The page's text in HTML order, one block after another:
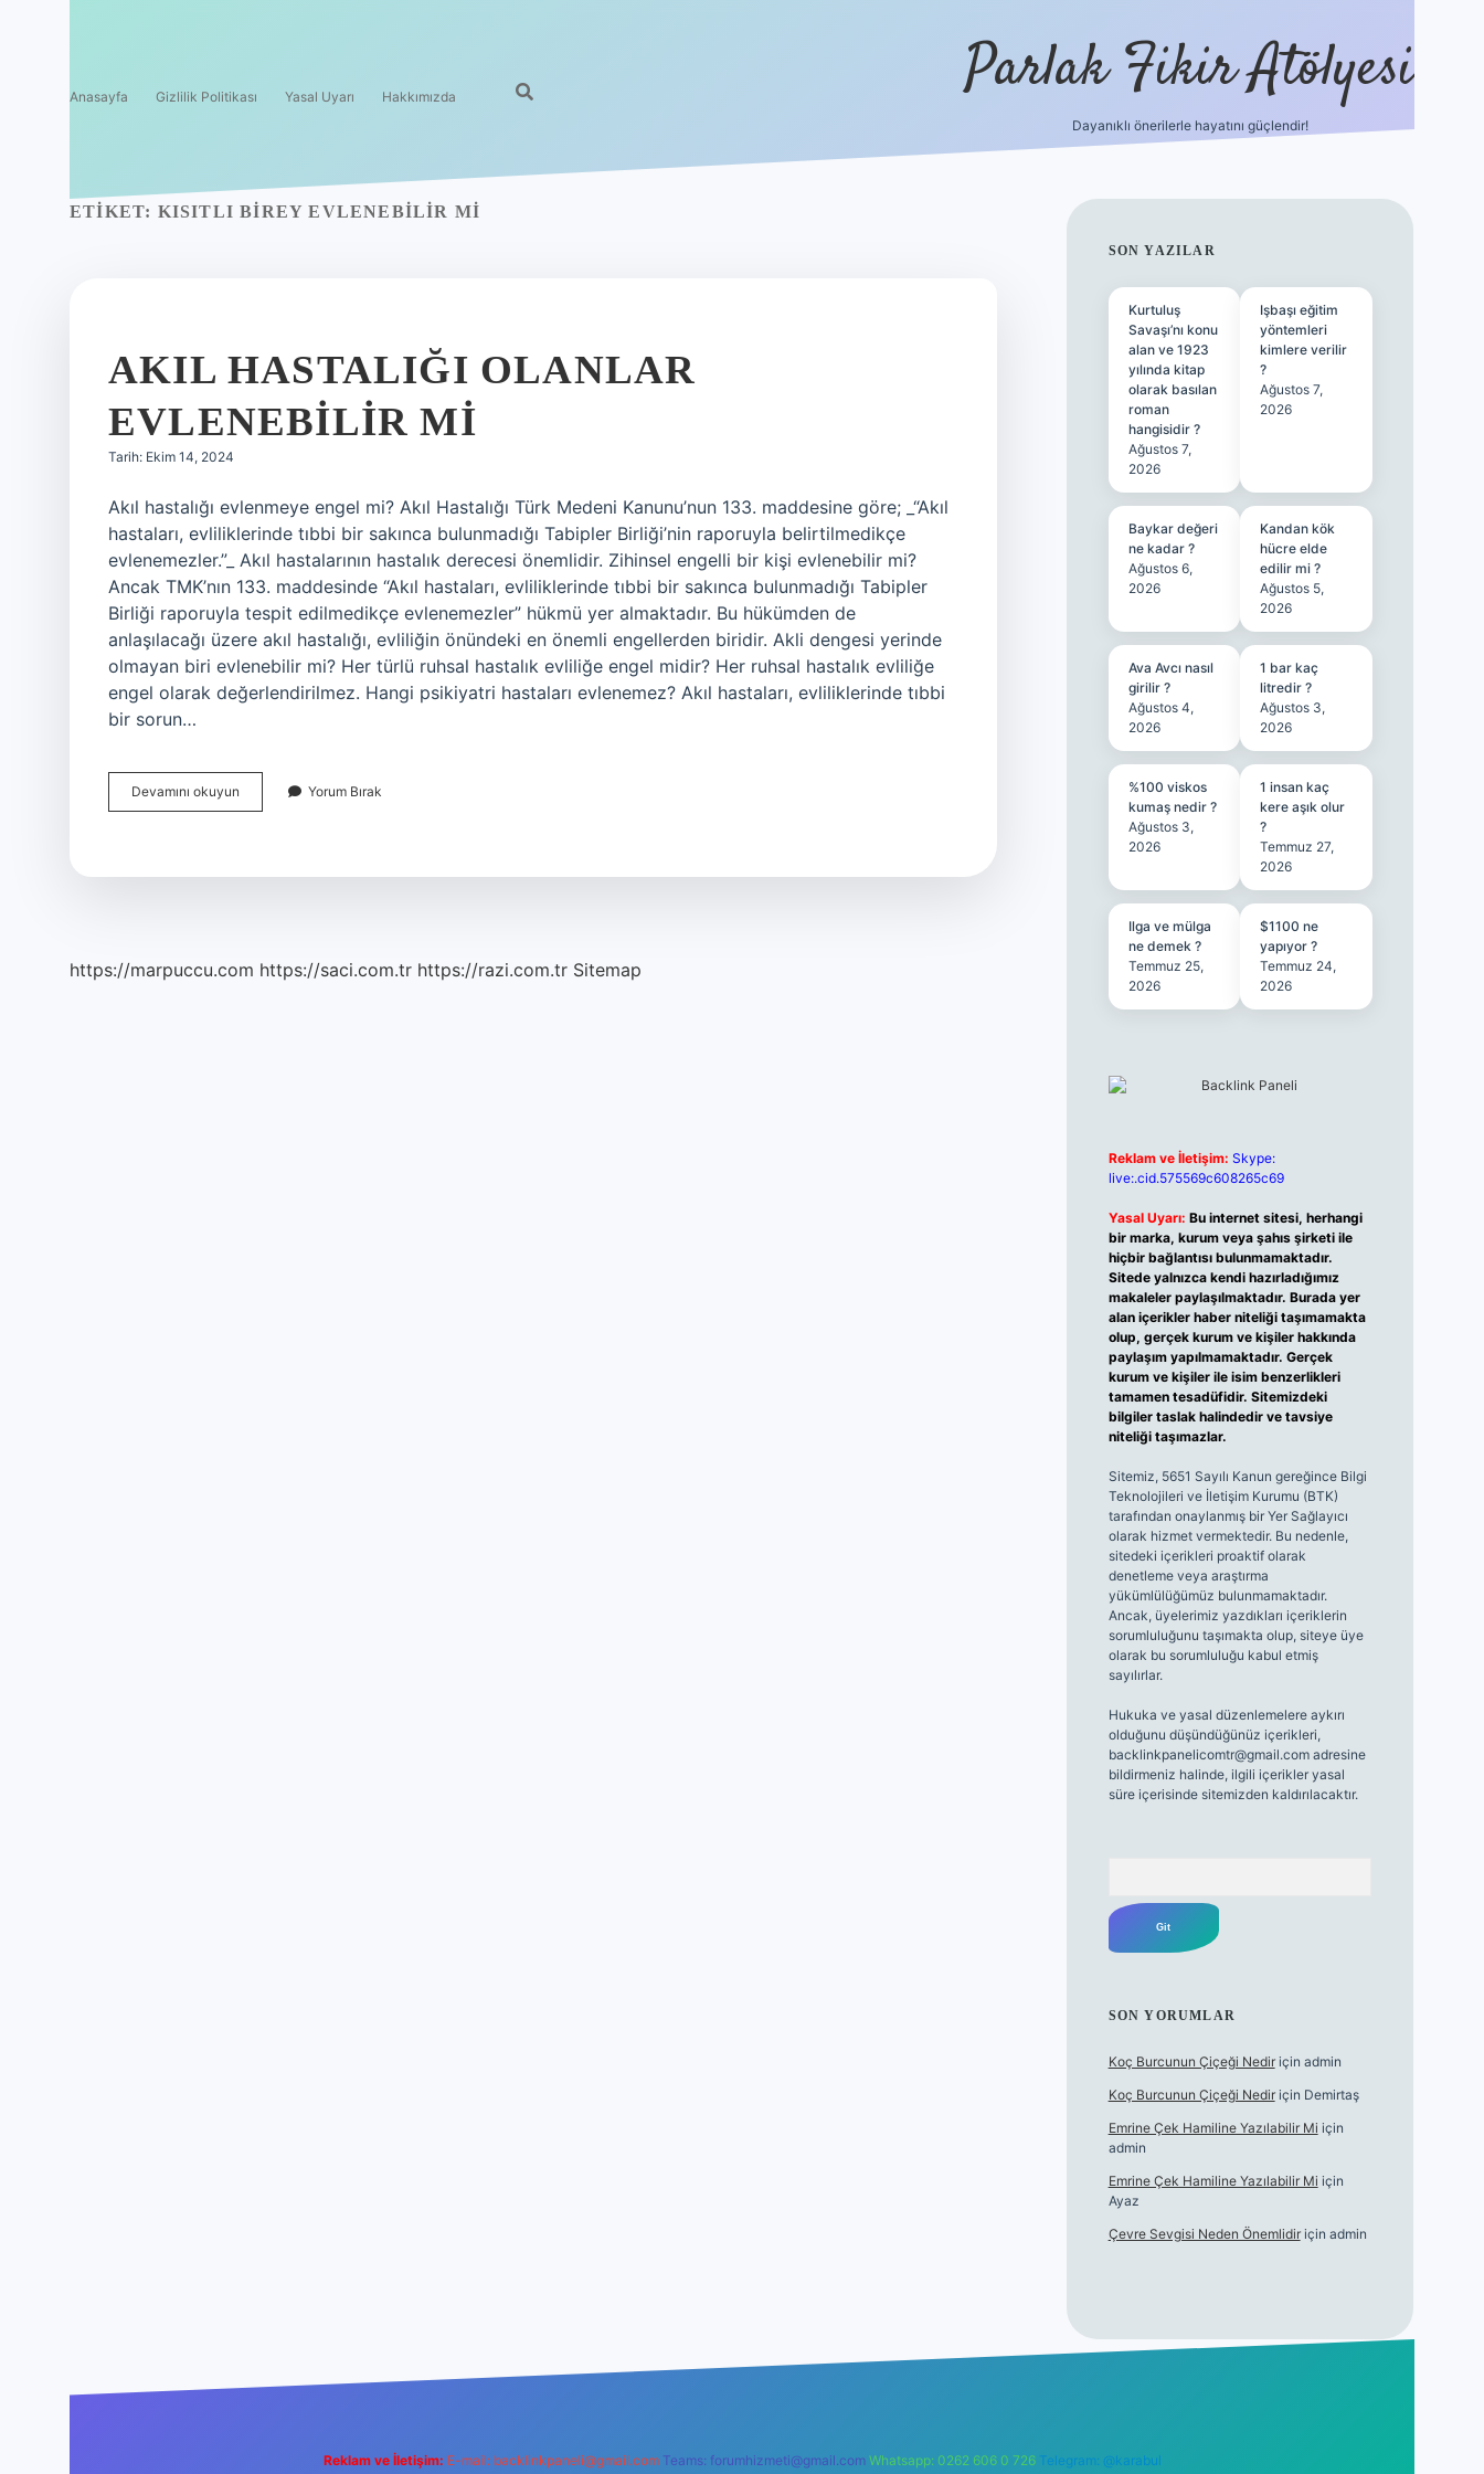
Anasayfa Gizlilik Politikası Yasal Uyarı Hakkımızda Parlak Fikir Atölyesi
Dayanıklı önerilerle hayatını güçlendir!
ETIKET: KISITLI BIREY EVLENEBILIR MI
AKIL HASTALIĞI OLANLAR
EVLENEBILIR MI
Tarih: Ekim 14, 2024
Akıl hastalığı evlenmeye engel mi? Akıl Hastalığı Türk Medeni Kanunu’nun 133. maddesine göre; _“Akıl
hastaları, evliliklerinde tıbbi bir sakınca bulunmadığı Tabipler Birliği’nin raporuyla belirtilmedikçe
evlenemezler.”_ Akıl hastalarının hastalık derecesi önemlidir. Zihinsel engelli bir kişi evlenebilir mi?
Ancak TMK’nın 133. maddesinde “Akıl hastaları, evliliklerinde tıbbi bir sakınca bulunmadığı Tabipler
Birliği raporuyla tespit edilmedikçe evlenemezler” hükmü yer almaktadır. Bu hükümden de
anlaşılacağı üzere akıl hastalığı, evliliğin önündeki en önemli engellerden biridir. Akli dengesi yerinde
olmayan biri evlenebilir mi? Her türlü ruhsal hastalık evliliğe engel midir? Her ruhsal hastalık evliliğe
engel olarak değerlendirilmez. Hangi psikiyatri hastaları evlenemez? Akıl hastaları, evliliklerinde tıbbi
bir sorun…
Devamını okuyun
Hastalığı
Yorum Bırak
https://marpuccu.com https://saci.com.tr https://razi.com.tr Sitemap
SIDEBAR
SON YAZILAR
Kurtuluş
Savaşı’nı konu
alan ve 1923
yılında kitap
olarak basılan
roman
hangisidir ?
Ağustos 7,
2026
Işbaşı eğitim
yöntemleri
kimlere verilir
?
Ağustos 7,
2026
Baykar değeri
ne kadar ?
Ağustos 6,
2026
Kandan kök
hücre elde
edilir mi ?
Ağustos 5,
2026
Ava Avcı nasıl
girilir ?
Ağustos 4,
2026
1 bar kaç
litredir ?
Ağustos 3,
2026
%100 viskos
kumaş nedir ?
Ağustos 3,
2026
1 insan kaç
kere aşık olur
?
Temmuz 27,
2026
Ilga ve mülga
ne demek ?
Temmuz 25,
2026
$1100 ne
yapıyor ?
Temmuz 24,
2026
Reklam ve İletişim: Skype:
live:.cid.575569c608265c69
Yasal Uyarı: Bu internet sitesi, herhangi
bir marka, kurum veya şahıs şirketi ile
hiçbir bağlantısı bulunmamaktadır.
Sitede yalnızca kendi hazırladığımız
makaleler paylaşılmaktadır. Burada yer
alan içerikler haber niteliği taşımamakta
olup, gerçek kurum ve kişiler hakkında
paylaşım yapılmamaktadır. Gerçek
kurum ve kişiler ile isim benzerlikleri
tamamen tesadüfidir. Sitemizdeki
bilgiler taslak halindedir ve tavsiye
niteliği taşımazlar.
Sitemiz, 5651 Sayılı Kanun gereğince Bilgi
Teknolojileri ve İletişim Kurumu (BTK)
tarafından onaylanmış bir Yer Sağlayıcı
olarak hizmet vermektedir. Bu nedenle,
sitedeki içerikleri proaktif olarak
denetleme veya araştırma
yükümlülüğümüz bulunmamaktadır.
Ancak, üyelerimiz yazdıkları içeriklerin
sorumluluğunu taşımakta olup, siteye üye
olarak bu sorumluluğu kabul etmiş
sayılırlar.
Hukuka ve yasal düzenlemelere aykırı
olduğunu düşündüğünüz içerikleri,
backlinkpanelicomtr@gmail.comadresine
bildirmeniz halinde, ilgili içerikler yasal
süre içerisinde sitemizden kaldırılacaktır.
SON YORUMLAR
Koç Burcunun Çiçeği Nediriçin admin
Koç Burcunun Çiçeği Nediriçin Demirtaş
Emrine Çek Hamiline Yazılabilir Mi için
admin
Emrine Çek Hamiline Yazılabilir Mi için
Ayaz
Çevre Sevgisi Neden Önemlidiriçin admin
Reklam ve İletişim: E-mail: backlinkpaneli@gmail.com Teams: forumhizmeti@gmail.com Whatsapp: 0262 606 0 726 Telegram: @karabul